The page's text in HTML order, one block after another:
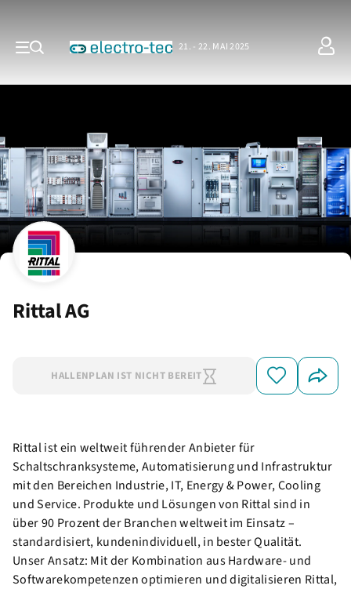
21. - 22. MAI 2025
Rittal AG
HALLENPLAN IST NICHT BEREIT
Rittal ist ein weltweit führender Anbieter für
Schaltschranksysteme, Automatisierung und Infrastruktur
mit den Bereichen Industrie, IT, Energy & Power, Cooling
und Service. Produkte und Lösungen von Rittal sind in
über 90 Prozent der Branchen weltweit im Einsatz –
standardisiert, kundenindividuell, in bester Qualität.
Unser Ansatz: Mit der Kombination aus Hardware- und
Softwarekompetenzen optimieren und digitalisieren Rittal,